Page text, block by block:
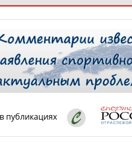
и
в публикациях